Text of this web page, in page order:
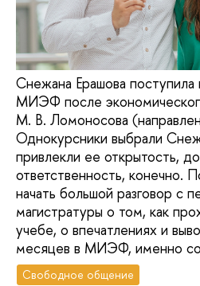
Снежана Ерашова поступила
МИЭФ после
М. В. Ломоносова
Однокурсники выбрали
привлекли ее открытость,
ответственность, конечно.
начать большой разговор с
магистратуры о том, как
учебе, о впечатлениях и
месяцев в МИЭФ, именно
Свободное общение